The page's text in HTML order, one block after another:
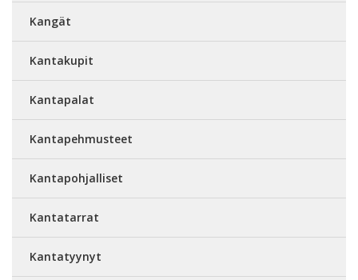
Kangät
Kantakupit
Kantapalat
Kantapehmusteet
Kantapohjalliset
Kantatarrat
Kantatyynyt